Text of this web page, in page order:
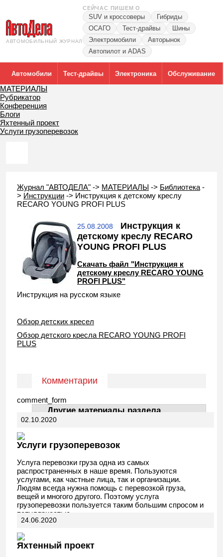
АВТОМОБИЛЬНЫЙ ЖУРНАЛ
СЕЙЧАС ПИШЕМ О
SUV и кроссоверы
Гибриды
ОСАГО
Тест-драйвы
Шины
Электромобили
Авторынок
Автопилот и ADAS
Автомобили Тест-драйвы Электроника Обслуживание
МАТЕРИАЛЫ
Рубрикатор
Конференция
Блоги
Яхтенный проект
Услуги грузоперевозок
Журнал "АВТОДЕЛА" -> МАТЕРИАЛЫ -> Библиотека -
> Инструкции -> Инструкция к детскому креслу
RECARO YOUNG PROFI PLUS
25.08.2008
Инструкция к
детскому креслу RECARO
YOUNG PROFI PLUS
Скачать файл "Инструкция к
детскому креслу RECARO YOUNG
PROFI PLUS"
Инструкция на русском языке
Обзор детских кресел
Обзор детского кресла RECARO YOUNG PROFI
PLUS
Комментарии
comment_form
Другие материалы раздела
АвтоДела
02.10.2020
Услуги грузоперевозок
Услуга перевозки груза одна из самых
распространенных в наше время. Пользуются
услугами, как частные лица, так и организации.
Людям всегда нужна помощь с перевозкой груза,
вещей и многого другого. Поэтому услуга
грузоперевозки пользуется таким большим спросом и
популярностью.
24.06.2020
Яхтенный проект